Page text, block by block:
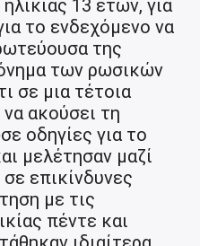
13 ετών, για
το ενδεχόμενο να
της
των ρωσικών
σε μια τέτοια
ακούσει τη
οδηγίες για το
μελέτησαν μαζί
επικίνδυνες
με τις
πέντε και